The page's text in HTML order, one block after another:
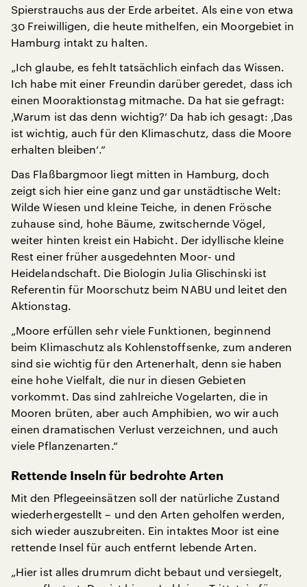
Spierstrauchs aus der Erde arbeitet. Als eine von etwa
30 Freiwilligen, die heute mithelfen, ein Moorgebiet in
Hamburg intakt zu halten.
„Ich glaube, es fehlt tatsächlich einfach das Wissen.
Ich habe mit einer Freundin darüber geredet, dass ich
einen Mooraktionstag mitmache. Da hat sie gefragt:
‚Warum ist das denn wichtig?‘ Da hab ich gesagt: ‚Das
ist wichtig, auch für den Klimaschutz, dass die Moore
erhalten bleiben‘.“
Das Flaßbargmoor liegt mitten in Hamburg, doch
zeigt sich hier eine ganz und gar unstädtische Welt:
Wilde Wiesen und kleine Teiche, in denen Frösche
zuhause sind, hohe Bäume, zwitschernde Vögel,
weiter hinten kreist ein Habicht. Der idyllische kleine
Rest einer früher ausgedehnten Moor- und
Heidelandschaft. Die Biologin Julia Glischinski ist
Referentin für Moorschutz beim NABU und leitet den
Aktionstag.
„Moore erfüllen sehr viele Funktionen, beginnend
beim Klimaschutz als Kohlenstoffsenke, zum anderen
sind sie wichtig für den Artenerhalt, denn sie haben
eine hohe Vielfalt, die nur in diesen Gebieten
vorkommt. Das sind zahlreiche Vogelarten, die in
Mooren brüten, aber auch Amphibien, wo wir auch
einen dramatischen Verlust verzeichnen, und auch
viele Pflanzenarten.“
Rettende Inseln für bedrohte Arten
Mit den Pflegeeinsätzen soll der natürliche Zustand
wiederhergestellt – und den Arten geholfen werden,
sich wieder auszubreiten. Ein intaktes Moor ist eine
rettende Insel für auch entfernt lebende Arten.
„Hier ist alles drumrum dicht bebaut und versiegelt,